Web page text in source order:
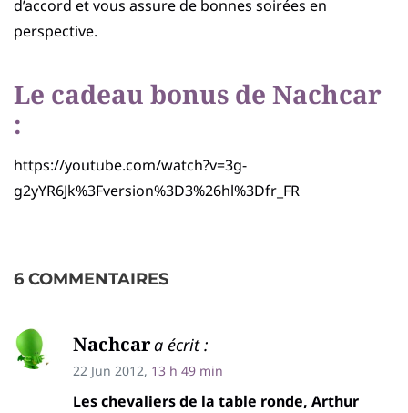
d’accord et vous assure de bonnes soirées en
perspective.
Le cadeau bonus de Nachcar
:
https://youtube.com/watch?v=3g-
g2yYR6Jk%3Fversion%3D3%26hl%3Dfr_FR
6 COMMENTAIRES
Nachcara écrit :
22 Jun 2012, 13 h 49 min
Les chevaliers de la table ronde, Arthur